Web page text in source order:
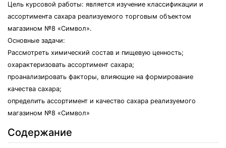
Цель курсовой работы: является изучение классификации и
ассортимента сахара реализуемого торговым объектом
магазином №8 «Символ».
Основные задачи:
Рассмотреть химический состав и пищевую ценность;
охарактеризовать ассортимент сахара;
проанализировать факторы, влияющие на формирование
качества сахара;
определить ассортимент и качество сахара реализуемого
магазином №8 «Символ»
Содержание